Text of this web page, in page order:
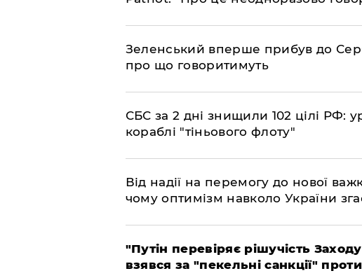
​Зеленський вперше прибув до
про що говоритимуть
​СБС за 2 дні знищили 102 цілі РФ:
кораблі "тіньового флоту"
​Від надії на перемогу до нової
чому оптимізм навколо України
​"Путін перевіряє рішучість
взявся за "пекельні санкції" проти